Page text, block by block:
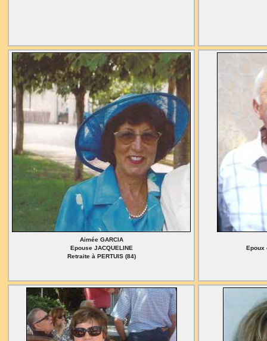
Aimée GARCIA
Epouse JACQUELINE
Retraite à PERTUIS (84)
Epoux